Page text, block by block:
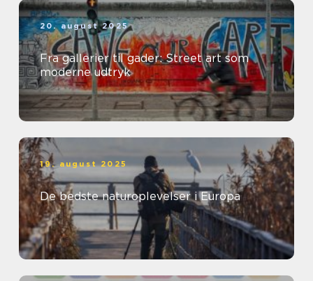
20. august 2025
Fra gallerier til gader: Street art som
moderne udtryk
19. august 2025
De bedste naturoplevelser i Europa